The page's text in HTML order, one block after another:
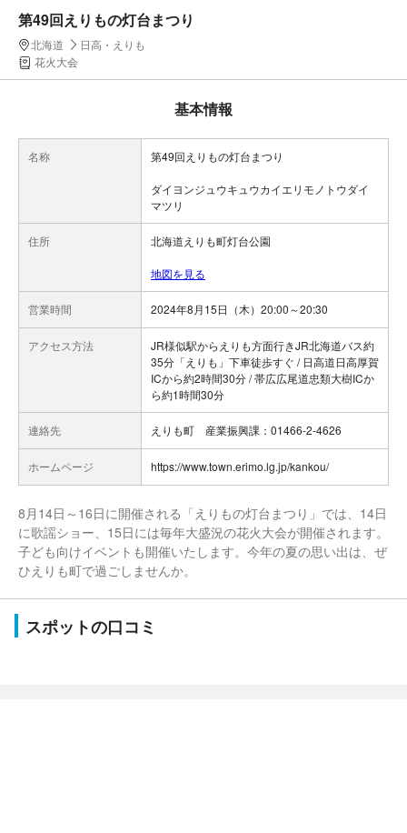
第49回えりもの灯台まつり
北海道
日高・えりも
花火大会
基本情報
名称 第49回えりもの灯台まつり
ダイヨンジュウキュウカイエリモノトウダイ
マツリ
住所 北海道えりも町灯台公園
地図を見る
営業時間 2024年8月15日（木）20:00～20:30
アクセス方法
JR様似駅からえりも方面行きJR北海道バス約
35分「えりも」下車徒歩すぐ / 日高道日高厚賀
ICから約2時間30分 / 帯広広尾道忠類大樹ICか
ら約1時間30分
連絡先 えりも町 産業振興課：01466-2-4626
ホームページ https://www.town.erimo.lg.jp/kankou/
8月14日～16日に開催される「えりもの灯台まつり」では、14日
に歌謡ショー、15日には毎年大盛況の花火大会が開催されます。
子ども向けイベントも開催いたします。今年の夏の思い出は、ぜ
ひえりも町で過ごしませんか。
スポットの口コミ